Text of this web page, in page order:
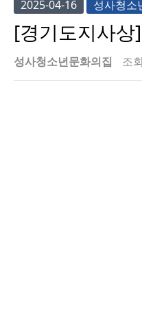
2025-04-16 성사청소
[경기도지사
성사청소년문화의집 조